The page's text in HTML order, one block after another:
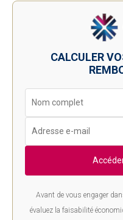
CALCULER
Avant de vous engager
évaluez la faisabilité